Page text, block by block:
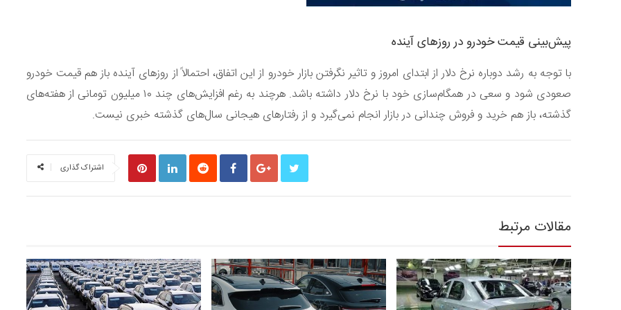
پیش‌بینی قیمت خودرو در روزهای آینده
با توجه به رشد دوباره نرخ دلار از ابتدای امروز و تاثیر نگرفتن بازار خودرو از این اتفاق، احتمالاً از روزهای آینده باز هم قیمت خودرو
صعودی شود و سعی در همگام‌سازی خود با نرخ دلار داشته باشد. هرچند به رغم افزایش‌های چند ۱۰ میلیون تومانی از هفته‌های
گذشته، باز هم خرید و فروش چندانی در بازار انجام نمی‌گیرد و از رفتارهای هیجانی سال‌های گذشته خبری نیست.
اشتراک گذاری
مقالات مرتبط